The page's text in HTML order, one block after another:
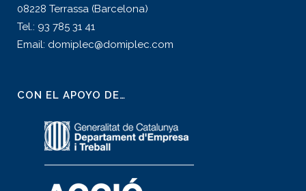
08228 Terrassa (Barcelona)
Tel.: 93 785 31 41
Email: domiplec@domiplec.com
CON EL APOYO DE…